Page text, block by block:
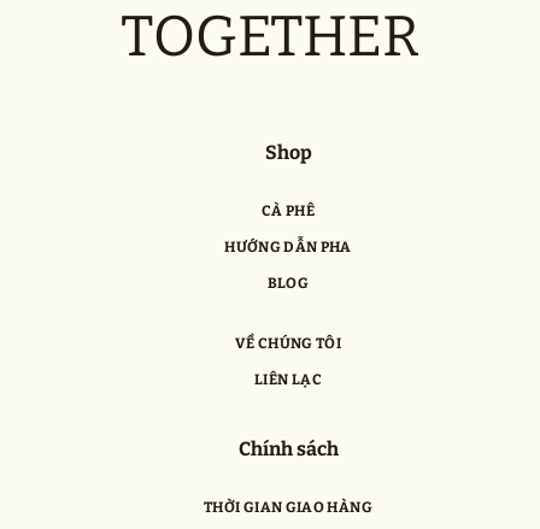
Shop
CÀ PHÊ
HƯỚNG DẪN PHA
BLOG
VỀ CHÚNG TÔI
LIÊN LẠC
Chính sách
THỜI GIAN GIAO HÀNG
TOGETHER